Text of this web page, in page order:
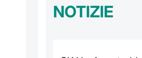
NOTIZIE